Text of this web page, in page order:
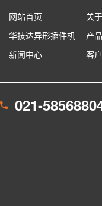
网站首页 关
华技达异形插件机
产
新闻中心
客
021-